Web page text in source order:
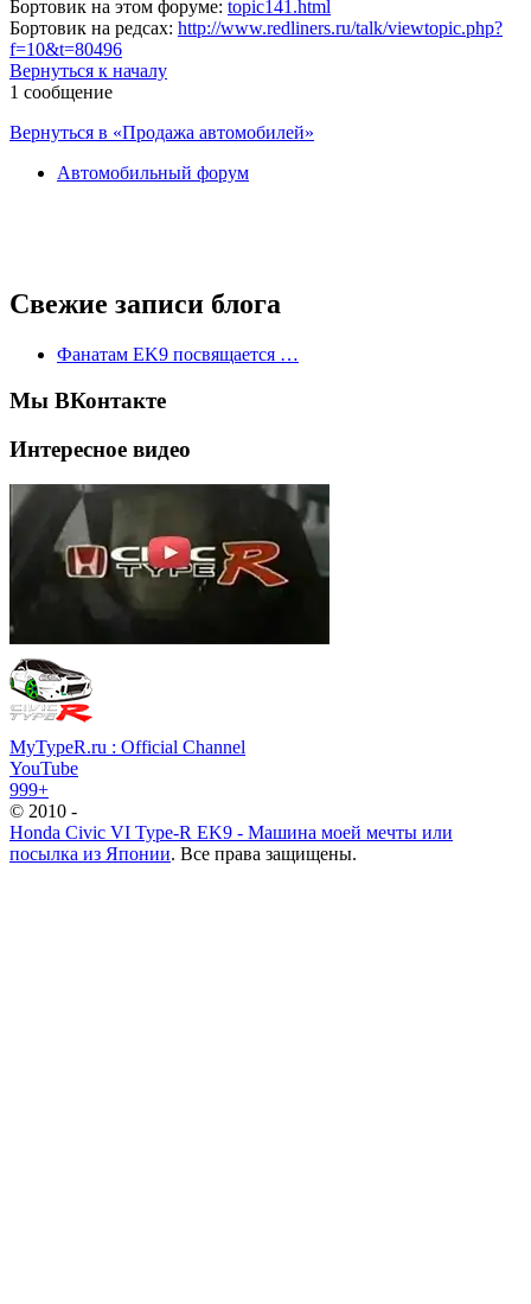
Бортовик на этом форуме: topic141.html
Бортовик на редсах: http://www.redliners.ru/talk/viewtopic.php?
f=10&t=80496
Вернуться к началу
1 сообщение
Вернуться в «Продажа автомобилей»
Автомобильный форум
Свежие записи блога
Фанатам EK9 посвящается …
Мы ВКонтакте
Интересное видео
MyTypeR.ru : Official Channel
YouTube
999+
© 2010 -
Honda Civic VI Type-R EK9 - Машина моей мечты или
посылка из Японии. Все права защищены.